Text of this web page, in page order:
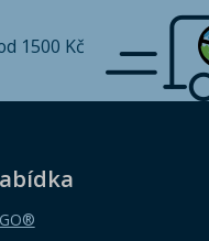
1500 Kč